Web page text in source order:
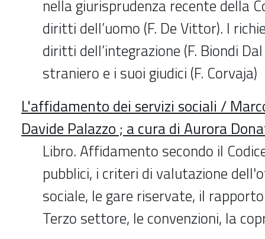
nella giurisprudenza recente della
diritti dell’uomo (F. De Vittor). I
diritti dell’integrazione (F. Biondi
straniero e i suoi giudici (F. Corvaja)
L'affidamento dei servizi sociali /
Davide Palazzo ; a cura di Aurora
Libro. Affidamento secondo il
pubblici, i criteri di valutazione
sociale, le gare riservate, il
Terzo settore, le convenzioni, la